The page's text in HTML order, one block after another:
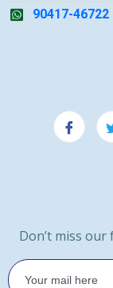
90417-46722
Don’t miss